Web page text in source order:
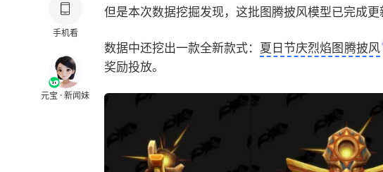
手机看
元宝 · 新闻妹
但是本次数据挖掘发现，这批图腾披风模型已完成更
数据中还挖出一款全新款式： 夏日节庆烈焰图腾披风
奖励投放。